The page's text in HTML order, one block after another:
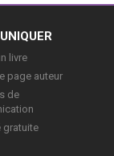
livre
page auteur
de
gratuite